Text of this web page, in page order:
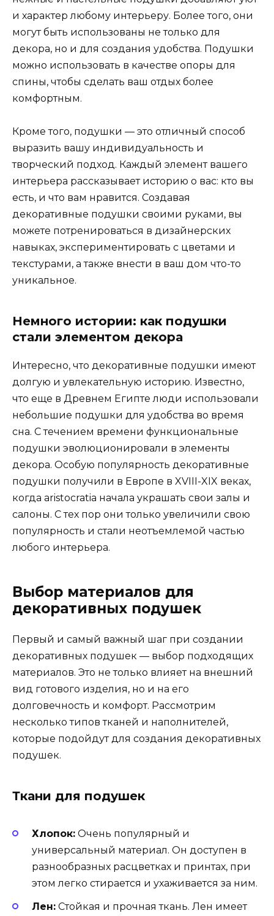
и характер любому интерьеру. Более того, они
могут быть использованы не только для
декора, но и для создания удобства. Подушки
можно использовать в качестве опоры для
спины, чтобы сделать ваш отдых более
комфортным.
Кроме того, подушки — это отличный способ
выразить вашу индивидуальность и
творческий подход. Каждый элемент вашего
интерьера рассказывает историю о вас: кто вы
есть, и что вам нравится. Создавая
декоративные подушки своими руками, вы
можете потренироваться в дизайнерских
навыках, экспериментировать с цветами и
текстурами, а также внести в ваш дом что-то
уникальное.
Немного истории: как подушки
стали элементом декора
Интересно, что декоративные подушки имеют
долгую и увлекательную историю. Известно,
что еще в Древнем Египте люди использовали
небольшие подушки для удобства во время
сна. С течением времени функциональные
подушки эволюционировали в элементы
декора. Особую популярность декоративные
подушки получили в Европе в XVIII-XIX веках,
когда aristocratia начала украшать свои залы и
салоны. С тех пор они только увеличили свою
популярность и стали неотъемлемой частью
любого интерьера.
Выбор материалов для
декоративных подушек
Первый и самый важный шаг при создании
декоративных подушек — выбор подходящих
материалов. Это не только влияет на внешний
вид готового изделия, но и на его
долговечность и комфорт. Рассмотрим
несколько типов тканей и наполнителей,
которые подойдут для создания декоративных
подушек.
Ткани для подушек
Хлопок: Очень популярный и
универсальный материал. Он доступен в
разнообразных расцветках и принтах, при
этом легко стирается и ухаживается за ним.
Лен: Стойкая и прочная ткань. Лен имеет